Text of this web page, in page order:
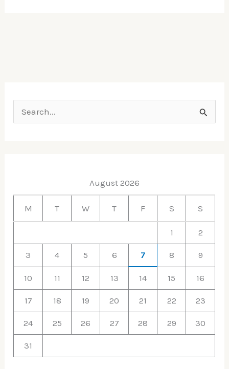
f
August 2026
M T W T F S S
1 2
3 4 5 6 7 8 9
10 11 12 13 14 15 16
17 18 19 20 21 22 23
24 25 26 27 28 29 30
31